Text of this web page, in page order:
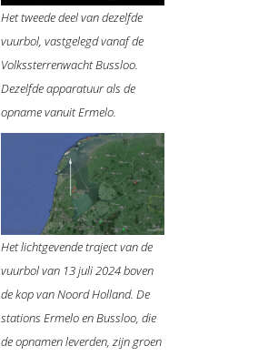
Het tweede deel van dezelfde
vuurbol, vastgelegd vanaf de
Volkssterrenwacht Bussloo.
Dezelfde apparatuur als de
opname vanuit Ermelo.
Het lichtgevende traject van de
vuurbol van 13 juli 2024 boven
de kop van Noord Holland. De
stations Ermelo en Bussloo, die
de opnamen leverden, zijn groen